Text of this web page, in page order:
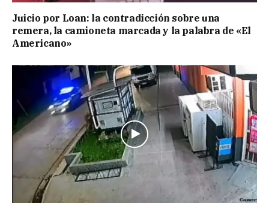
Juicio por Loan: la contradicción sobre una
remera, la camioneta marcada y la palabra de «El
Americano»